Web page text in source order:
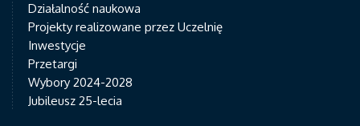
Działalność naukowa
Projekty realizowane przez Uczelnię
Inwestycje
Przetargi
Wybory 2024-2028
Jubileusz 25-lecia